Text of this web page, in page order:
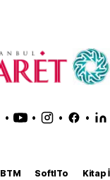
• • • •
BTM SoftITo
Kitap